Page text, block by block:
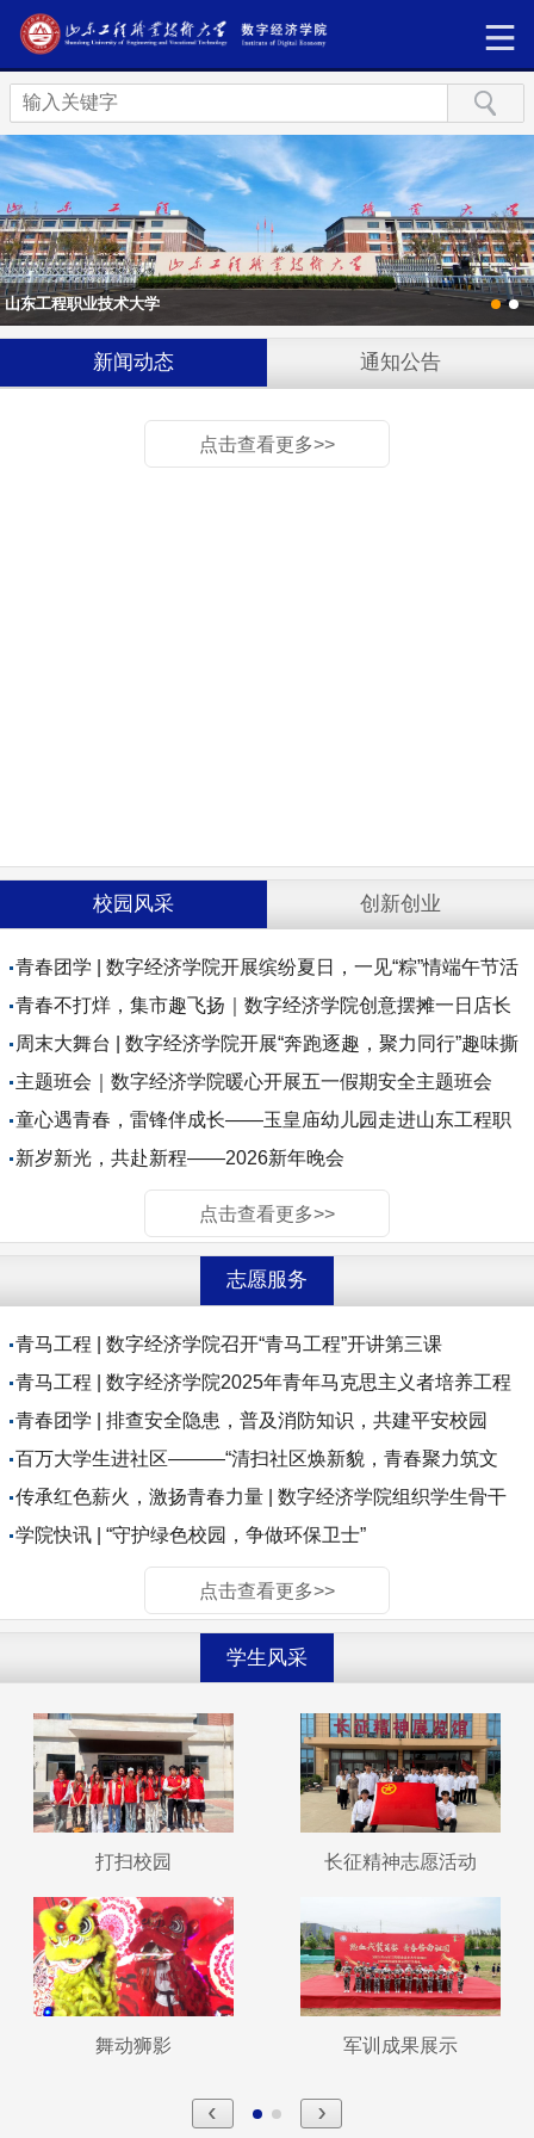
山东工程职业技术大学
新闻动态 通知公告
点击查看更多>>
校园风采 创新创业
青春团学 | 数字经济学院开展缤纷夏日，一见“粽”情端午节活
动
青春不打烊，集市趣飞扬｜数字经济学院创意摆摊一日店长
活动圆满落幕！
周末大舞台 | 数字经济学院开展“奔跑逐趣，聚力同行”趣味撕
名牌团队拓...
主题班会｜数字经济学院暖心开展五一假期安全主题班会
童心遇青春，雷锋伴成长——玉皇庙幼儿园走进山东工程职
业技术大学北校...
新岁新光，共赴新程——2026新年晚会
点击查看更多>>
志愿服务
青马工程 | 数字经济学院召开“青马工程”开讲第三课
青马工程 | 数字经济学院2025年青年马克思主义者培养工程
大学生骨干培训...
青春团学 | 排查安全隐患，普及消防知识，共建平安校园
百万大学生进社区———“清扫社区焕新貌，青春聚力筑文
明”志愿服务活动
传承红色薪火，激扬青春力量 | 数字经济学院组织学生骨干
赴商河县贾庄镇...
学院快讯 | “守护绿色校园，争做环保卫士”
点击查看更多>>
学生风采
打扫校园 长征精神志愿活动
舞动狮影 军训成果展示